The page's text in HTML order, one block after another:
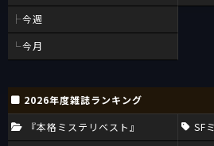
今週
今月
2026年度雑誌ランキング
『本格ミステリベスト』
SF